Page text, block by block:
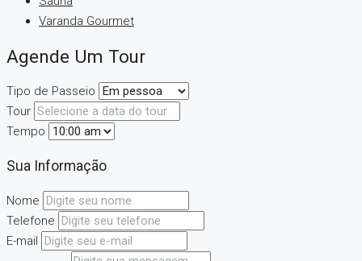
Varanda Gourmet
Agende Um Tour
Tipo de Passeio
Tour
Tempo
Sua Informação
Nome
Telefone
E-mail